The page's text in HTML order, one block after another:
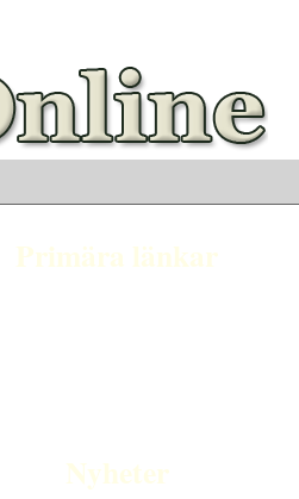
Primära länkar
Nyheter